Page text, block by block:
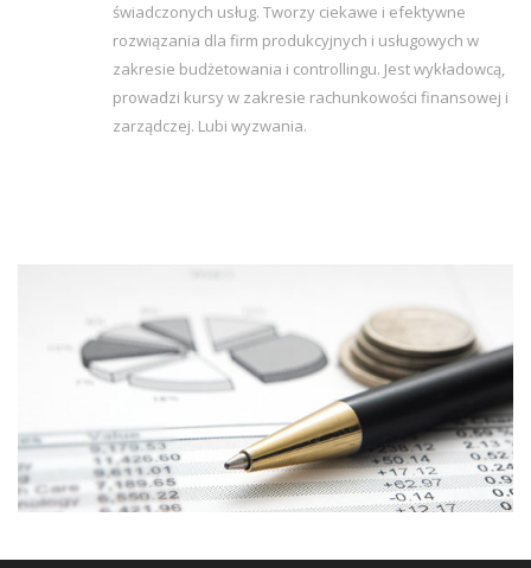
świadczonych usług. Tworzy ciekawe i efektywne
rozwiązania dla firm produkcyjnych i usługowych w
zakresie budżetowania i controllingu. Jest wykładowcą,
prowadzi kursy w zakresie rachunkowości finansowej i
zarządczej. Lubi wyzwania.